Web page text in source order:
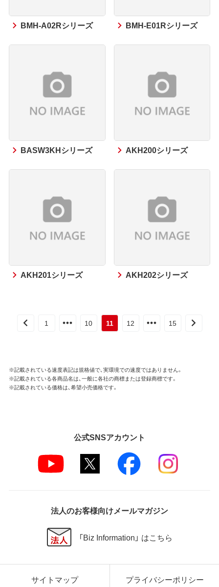
BMH-A02Rシリーズ BMH-E01Rシリーズ
BASW3KHシリーズ AKH200シリーズ
AKH201シリーズ AKH202シリーズ
1 10 11 12 15
※記載されている速度表記は規格値で、実環境での速度ではありません。
※記載されている各商品名は、一般に各社の商標または登録商標です。
※記載されている価格は、希望小売価格です。
公式SNSアカウント
法人のお客様向けメールマガジン
「Biz Information」 はこちら
サイトマップ プライバシーポリシー